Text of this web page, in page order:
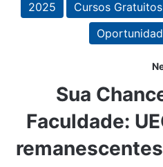
2025 Cursos Gratuitos
Sua
Faculdade: